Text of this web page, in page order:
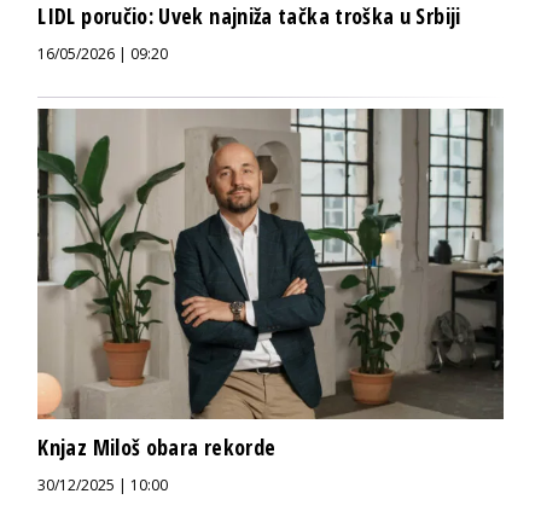
LIDL poručio: Uvek najniža tačka troška u Srbiji
16/05/2026 | 09:20
Knjaz Miloš obara rekorde
30/12/2025 | 10:00